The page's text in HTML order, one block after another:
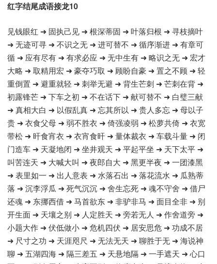
红字结尾成语接龙10
见钱眼红 ➜ 固执己见 ➜ 根深蒂固 ➜ 叶落归根 ➜ 寻枝摘叶
➜ 无迹可寻 ➜ 不识之无 ➜ 进可替不 ➜ 循序渐进 ➜ 有章可
循 ➜ 应有尽有 ➜ 有求必应 ➜ 无中生有 ➜ 略识之无 ➜ 宏才
大略 ➜ 取精用宏 ➜ 豪夺巧取 ➜ 顾盼自豪 ➜ 置之不顾 ➜ 轻
重倒置 ➜ 避重就轻 ➜ 刺举无避 ➜ 背生芒刺 ➜ 芒刺在背 ➜
初露锋芒 ➜ 下车之初 ➜ 不在话下 ➜ 献可替不 ➜ 白璧三献
➜ 真相大白 ➜ 以假乱真 ➜ 忘其所以 ➜ 贵人多忘 ➜ 母以子
贵 ➜ 衣食父母 ➜ 弱不胜衣 ➜ 倚强凌弱 ➜ 松萝共倚 ➜ 衣宽
带松 ➜ 旰食宵衣 ➜ 衣宵食旰 ➜ 量体裁衣 ➜ 车载斗量 ➜ 闭
门造车 ➜ 天凝地闭 ➜ 坐井观天 ➜ 平起平坐 ➜ 天下太平 ➜
叫苦连天 ➜ 大喊大叫 ➜ 夜郎自大 ➜ 黑更半夜 ➜ 一团漆黑
➜ 表里如一 ➜ 出人意表 ➜ 水落石出 ➜ 落花流水 ➜ 瓜熟蒂
落 ➜ 沉李浮瓜 ➜ 死气沉沉 ➜ 舍生忘死 ➜ 魂不守舍 ➜ 借尸
还魂 ➜ 东挪西借 ➜ 马首欲东 ➜ 非驴非马 ➜ 面目全非 ➜ 别
开生面 ➜ 天壤之别 ➜ 人定胜天 ➜ 旁若无人 ➜ 作舍道旁 ➜
小题大作 ➜ 伏低做小 ➜ 危机四伏 ➜ 居安思危 ➜ 功成不居
➜ 尺寸之功 ➜ 天涯咫尺 ➜ 无法无天 ➜ 聊胜于无 ➜ 海说神
聊 ➜ 五湖四海 ➜ 隔三差五 ➜ 天悬地隔 ➜ 一手遮天 ➜ 心口